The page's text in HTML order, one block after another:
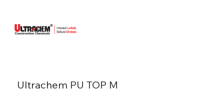
Ultrachem PU TOP M